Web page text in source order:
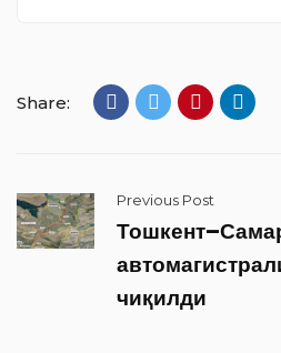
Share:
Previous Post
чиқилди